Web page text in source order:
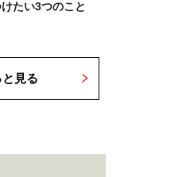
たい3つのこと
見る